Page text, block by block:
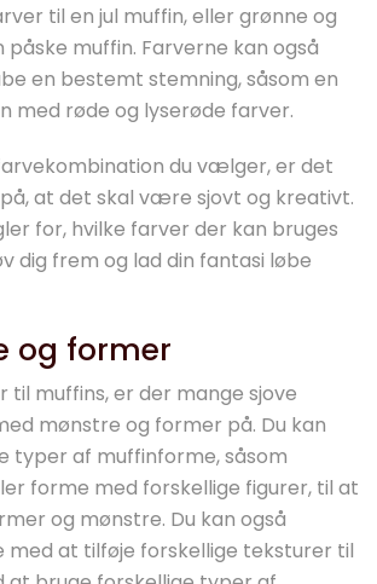
til en jul muffin, eller grønne og
muffin. Farverne kan også
en bestemt stemning, såsom en
med røde og lyserøde farver.
du vælger, er det
at det skal være sjovt og kreativt.
for, hvilke farver der kan bruges
dig frem og lad din fantasi løbe
og former
til muffins, er der mange sjove
mønstre og former på. Du kan
typer af muffinforme, såsom
forme med forskellige figurer, til at
og mønstre. Du kan også
med at tilføje forskellige teksturer til